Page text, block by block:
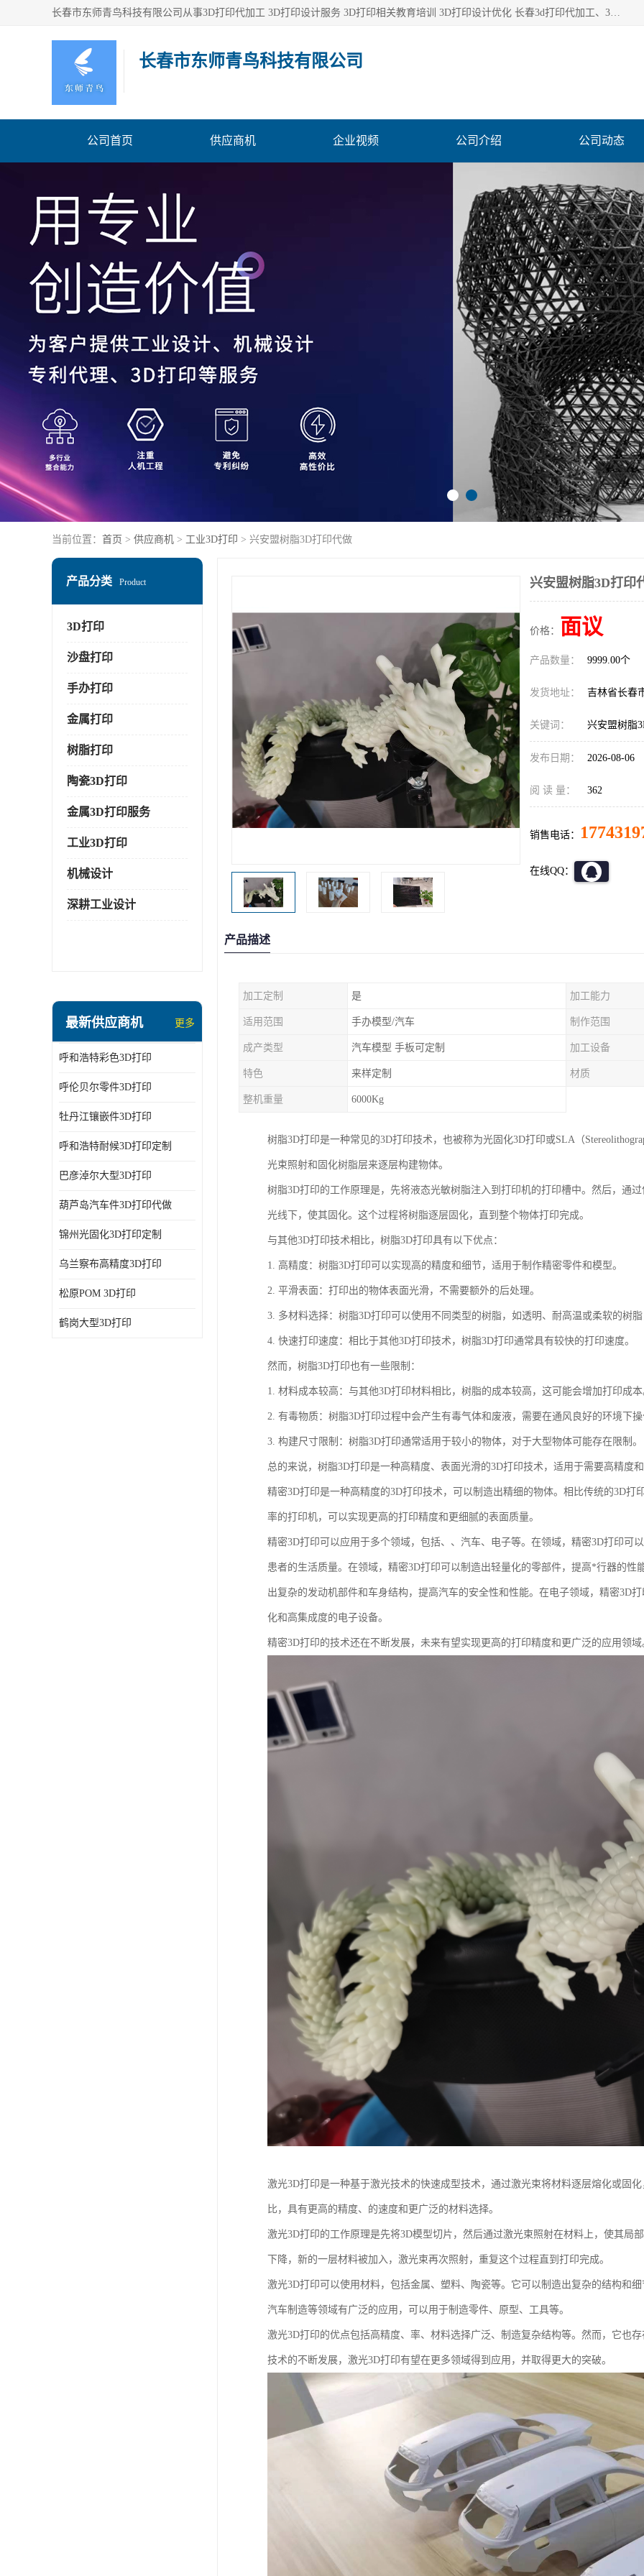
长春市东师青鸟科技有限公司从事3D打印代加工 3D打印设计服务 3D打印相关教育培训 3D打印设计优化 长春3d打印代加工、3D打印代加工及设计服务、3D打印相关教育培训、专利代理及优化、3D打印上下游技术服务，深耕工业设计、机械设计、3D打印多年年，拥有多项技术，辅助数十位客户完成自己的发明及实用新型专利。
长春市东师青鸟科技有限公司
公司首页 供应商机 企业视频 公司介绍 公司动态
当前位置： 首页 > 供应商机 > 工业3D打印 > 兴安盟树脂3D打印代做
产品分类 Product
3D打印
沙盘打印
手办打印
金属打印
树脂打印
陶瓷3D打印
金属3D打印服务
工业3D打印
机械设计
深耕工业设计
最新供应商机 更多
呼和浩特彩色3D打印
呼伦贝尔零件3D打印
牡丹江镶嵌件3D打印
呼和浩特耐候3D打印定制
巴彦淖尔大型3D打印
葫芦岛汽车件3D打印代做
锦州光固化3D打印定制
乌兰察布高精度3D打印
松原POM 3D打印
鹤岗大型3D打印
兴安盟树脂3D打印
价格： 面议
产品数量： 9999.00个
发货地址： 吉林省长春
关键词： 兴安盟树脂
发布日期： 2026-08-06
阅 读 量： 362
销售电话：
在线QQ：
产品描述
加工定制 是 加工能力
适用范围 手办模型/汽车 制作范围
成产类型 汽车模型 手板可定制 加工设备
特色 来样定制 材质
整机重量 6000Kg
树脂3D打印是一种常见的3D打印技术，也被称为光固化3D打印或SLA（
光束照射和固化树脂层来逐层构建物体。
树脂3D打印的工作原理是，先将液态光敏树脂注入到打印机的打印槽中。然后，通
光线下，使其固化。这个过程将树脂逐层固化，直到整个物体打印完成。
与其他3D打印技术相比，树脂3D打印具有以下优点：
1. 高精度：树脂3D打印可以实现高的精度和细节，适用于制作精密零件和模型。
2. 平滑表面：打印出的物体表面光滑，不需要额外的后处理。
3. 多材料选择：树脂3D打印可以使用不同类型的树脂，如透明、耐高温或柔软的树
4. 快速打印速度：相比于其他3D打印技术，树脂3D打印通常具有较快的打印速度。
然而，树脂3D打印也有一些限制：
1. 材料成本较高：与其他3D打印材料相比，树脂的成本较高，这可能会增加打印成
2. 有毒物质：树脂3D打印过程中会产生有毒气体和废液，需要在通风良好的环境下
3. 构建尺寸限制：树脂3D打印通常适用于较小的物体，对于大型物体可能存在限制。
总的来说，树脂3D打印是一种高精度、表面光滑的3D打印技术，适用于需要高精度
精密3D打印是一种高精度的3D打印技术，可以制造出精细的物体。相比传统的3D打
率的打印机，可以实现更高的打印精度和更细腻的表面质量。
精密3D打印可以应用于多个领域，包括、、汽车、电子等。在领域，精密3D打印可
患者的生活质量。在领域，精密3D打印可以制造出轻量化的零部件，提高*行器的性
出复杂的发动机部件和车身结构，提高汽车的安全性和性能。在电子领域，精密3D
化和高集成度的电子设备。
精密3D打印的技术还在不断发展，未来有望实现更高的打印精度和更广泛的应用领域
激光3D打印是一种基于激光技术的快速成型技术，通过激光束将材料逐层熔化或固
比，具有更高的精度、的速度和更广泛的材料选择。
激光3D打印的工作原理是先将3D模型切片，然后通过激光束照射在材料上，使其局
下降，新的一层材料被加入，激光束再次照射，重复这个过程直到打印完成。
激光3D打印可以使用材料，包括金属、塑料、陶瓷等。它可以制造出复杂的结构和
汽车制造等领域有广泛的应用，可以用于制造零件、原型、工具等。
激光3D打印的优点包括高精度、率、材料选择广泛、制造复杂结构等。然而，它也
技术的不断发展，激光3D打印有望在更多领域得到应用，并取得更大的突破。